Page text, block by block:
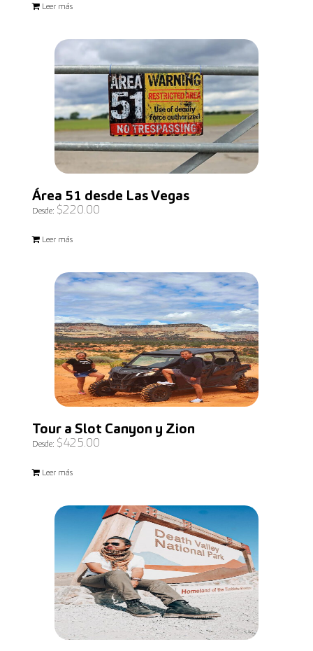
Leer más
Área 51 desde Las Vegas
Desde: $220.00
Leer más
Tour a Slot Canyon y Zion
Desde: $425.00
Leer más